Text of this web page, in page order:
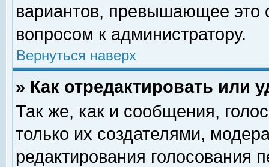
вариантов, превышающее это
вопросом к администратору.
Вернуться наверх
» Как отредактировать или
Так же, как и сообщения,
только их создателями,
редактирования голосования